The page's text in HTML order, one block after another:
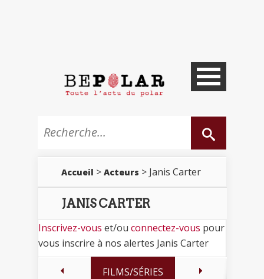
Accueil > Acteurs > Janis Carter
JANIS CARTER
Inscrivez-vous et/ou connectez-vous pour
vous inscrire à nos alertes Janis Carter
FILMS/SÉRIES